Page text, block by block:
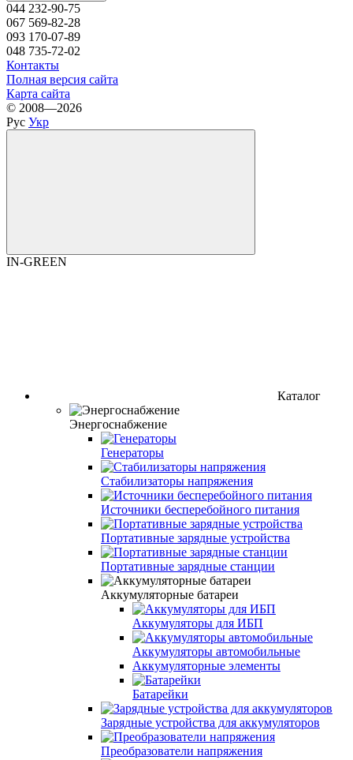
044 232-90-75
067 569-82-28
093 170-07-89
048 735-72-02
Контакты
Полная версия сайта
Карта сайта
© 2008—2026
Рус Укр
IN-GREEN
Каталог
Энергоснабжение
Генераторы
Стабилизаторы напряжения
Источники бесперебойного питания
Портативные зарядные устройства
Портативные зарядные станции
Аккумуляторные батареи
Аккумуляторы для ИБП
Аккумуляторы автомобильные
Аккумуляторные элементы
Батарейки
Зарядные устройства для аккумуляторов
Преобразователи напряжения